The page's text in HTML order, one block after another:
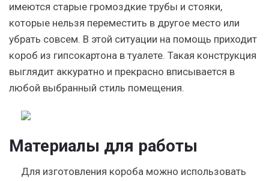
имеются старые громоздкие трубы и стояки,
которые нельзя переместить в другое место или
убрать совсем. В этой ситуации на помощь приходит
короб из гипсокартона в туалете. Такая конструкция
выглядит аккуратно и прекрасно вписывается в
любой выбранный стиль помещения.
Материалы для работы
Для изготовления короба можно использовать